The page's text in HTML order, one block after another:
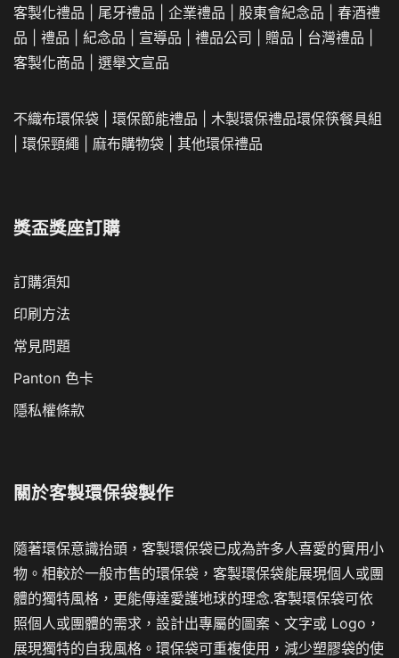
客製化禮品 尾牙禮品 企業禮品 股東會紀念品
春酒禮
品
禮品 紀念品 宣導品 禮品公司 贈品 台灣禮品
客製化商品
選舉文宣品
不織布環保袋 環保節能禮品 木製環保禮品環保筷餐具組
環保頸繩 麻布購物袋 其他環保禮品
獎盃獎座訂購
訂購須知
印刷方法
常見問題
Panton 色卡
隱私權條款
關於客製環保袋製作
隨著環保意識抬頭，客製環保袋已成為許多人喜愛的實用小
物。相較於一般市售的環保袋，客製環保袋能展現個人或團
體的獨特風格，更能傳達愛護地球的理念.客製環保袋可依
照個人或團體的需求，設計出專屬的圖案、文字或 Logo，
展現獨特的自我風格。環保袋可重複使用，減少塑膠袋的使